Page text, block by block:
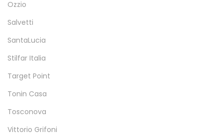
Ozzio
Salvetti
SantaLucia
Stilfar Italia
Target Point
Tonin Casa
Tosconova
Vittorio Grifoni